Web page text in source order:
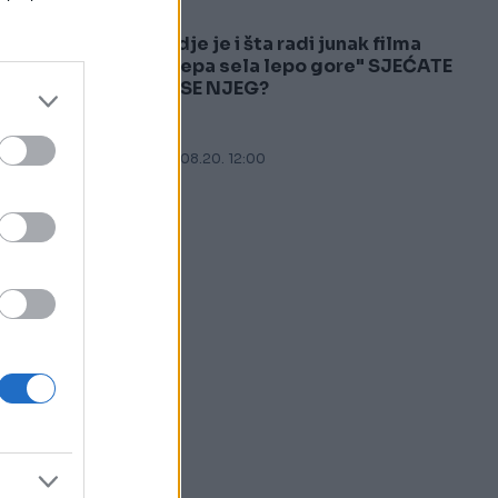
5
Gdje je i šta radi junak filma
"Lepa sela lepo gore" SJEĆATE
LI SE NJEG?
10.08.20. 12:00